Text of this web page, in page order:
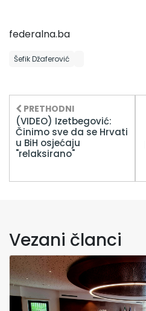
federalna.ba
Šefik Džaferović
PRETHODNI
(VIDEO) Izetbegović:
Činimo sve da se Hrvati
u BiH osjećaju
"relaksirano"
Vezani članci